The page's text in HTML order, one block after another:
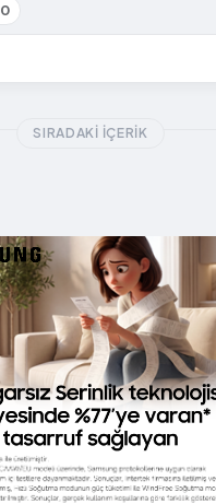
0
SIRADAKI İÇERIK